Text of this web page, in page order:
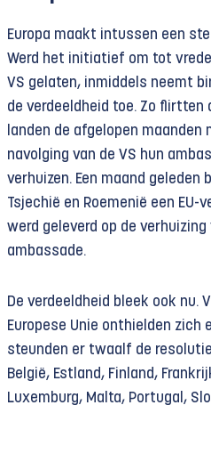
Europa maakt intussen een
Werd het initiatief om tot
VS gelaten, inmiddels neemt
de verdeeldheid toe. Zo flirtten
landen de afgelopen maanden
navolging van de VS hun
verhuizen. Een maand geleden
Tsjechië en Roemenië een
werd geleverd op de
ambassade.
De verdeeldheid bleek ook nu.
Europese Unie onthielden zich
steunden er twaalf de
België, Estland, Finland,
Luxemburg, Malta, Portugal,